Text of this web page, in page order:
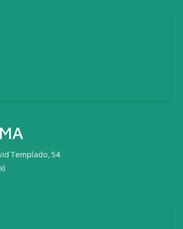
Templado, 54